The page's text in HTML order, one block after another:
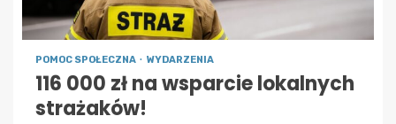
POMOC SPOŁECZNA WYDARZENIA
116 000 zł na wsparcie lokalnych
strażaków!